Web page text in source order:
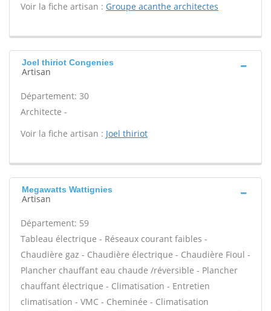
Voir la fiche artisan : Groupe acanthe architectes
Joel thiriot Congenies
Artisan
Département: 30
Architecte -
Voir la fiche artisan : Joel thiriot
Megawatts Wattignies
Artisan
Département: 59
Tableau électrique - Réseaux courant faibles -
Chaudière gaz - Chaudière électrique - Chaudière Fioul -
Plancher chauffant eau chaude /réversible - Plancher
chauffant électrique - Climatisation - Entretien
climatisation - VMC - Cheminée - Climatisation